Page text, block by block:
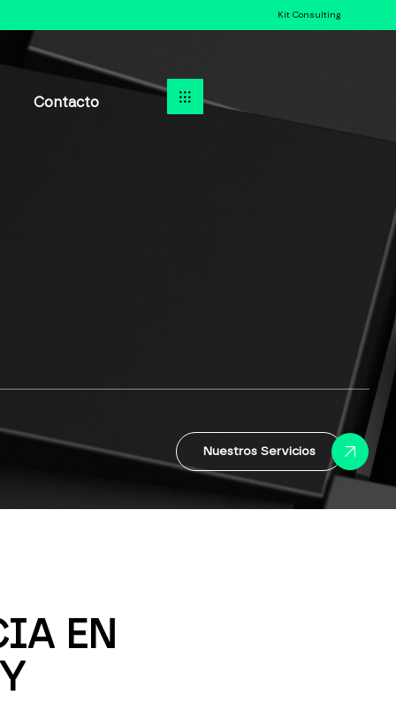
Kit Consulting
Contacto
Nuestros Servicios
EN